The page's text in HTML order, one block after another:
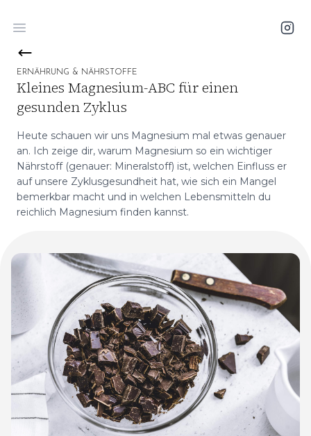
Open main menu
ERNÄHRUNG & NÄHRSTOFFE
Kleines Magnesium-ABC für einen
gesunden Zyklus
Heute schauen wir uns Magnesium mal etwas genauer
an. Ich zeige dir, warum Magnesium so ein wichtiger
Nährstoff (genauer: Mineralstoff) ist, welchen Einfluss er
auf unsere Zyklusgesundheit hat, wie sich ein Mangel
bemerkbar macht und in welchen Lebensmitteln du
reichlich Magnesium finden kannst.